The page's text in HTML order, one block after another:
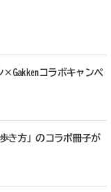
×Gakkenコラボキャンペ
き方」のコラボ冊子が